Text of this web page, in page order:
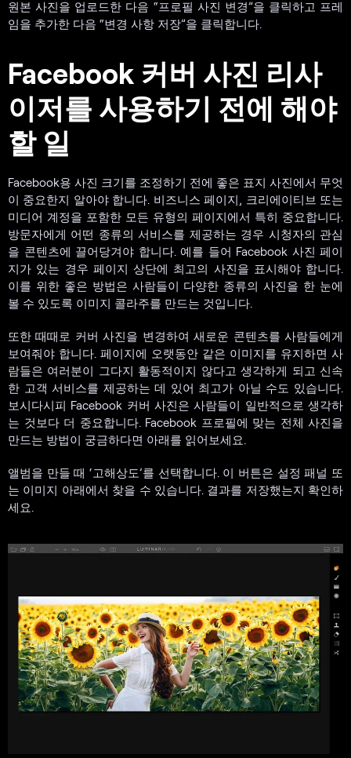
원본 사진을 업로드한 다음 “프로필 사진 변경”을 클릭하고 프레
임을 추가한 다음 “변경 사항 저장”을 클릭합니다.
Facebook 커버 사진 리사
이저를 사용하기 전에 해야
할 일
Facebook용 사진 크기를 조정하기 전에 좋은 표지 사진에서 무엇
이 중요한지 알아야 합니다. 비즈니스 페이지, 크리에이티브 또는
미디어 계정을 포함한 모든 유형의 페이지에서 특히 중요합니다.
방문자에게 어떤 종류의 서비스를 제공하는 경우 시청자의 관심
을 콘텐츠에 끌어당겨야 합니다. 예를 들어 Facebook 사진 페이
지가 있는 경우 페이지 상단에 최고의 사진을 표시해야 합니다.
이를 위한 좋은 방법은 사람들이 다양한 종류의 사진을 한 눈에
볼 수 있도록 이미지 콜라주를 만드는 것입니다.
또한 때때로 커버 사진을 변경하여 새로운 콘텐츠를 사람들에게
보여줘야 합니다. 페이지에 오랫동안 같은 이미지를 유지하면 사
람들은 여러분이 그다지 활동적이지 않다고 생각하게 되고 신속
한 고객 서비스를 제공하는 데 있어 최고가 아닐 수도 있습니다.
보시다시피 Facebook 커버 사진은 사람들이 일반적으로 생각하
는 것보다 더 중요합니다. Facebook 프로필에 맞는 전체 사진을
만드는 방법이 궁금하다면 아래를 읽어보세요.
앨범을 만들 때 ‘고해상도’를 선택합니다. 이 버튼은 설정 패널 또
는 이미지 아래에서 찾을 수 있습니다. 결과를 저장했는지 확인하
세요.